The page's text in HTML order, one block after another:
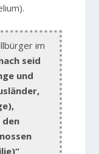
im
seid
und